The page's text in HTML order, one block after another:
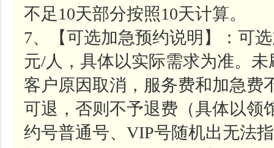
不足10天部分按照10天计算。
7、【可选加急预约说明】：可
元/人，具体以实际需求为准。
客户原因取消，服务费和加急费
可退，否则不予退费（具体以领
约号普通号、VIP号随机出无法